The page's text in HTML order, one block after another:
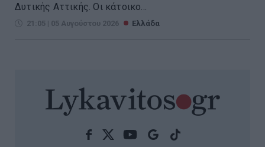
Δυτικής Αττικής. Οι κάτοικο...
21:05 | 05 Αυγούστου 2026 Ελλάδα